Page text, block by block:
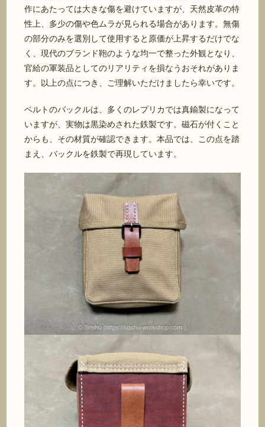
作にあたっては大きな傷を避けていますが、天然皮革の特
性上、多少の傷や色ムラが見られる場合があります。無傷
の部分のみを選別して使用すると原価が上昇するだけでな
く、現代のブランド鞄のような均一で整った外観となり、
官給の軍装品としてのリアリティを損なうおそれがありま
す。以上の点につき、ご理解いただけましたら幸いです。
ベルトのバックルは、多くのレプリカでは真鍮製になって
いますが、実物は黒染めされた鉄製です。磁石が付くこと
からも、その材質が確認できます。本品では、この点を踏
まえ、バックルを鉄製で再現しています。